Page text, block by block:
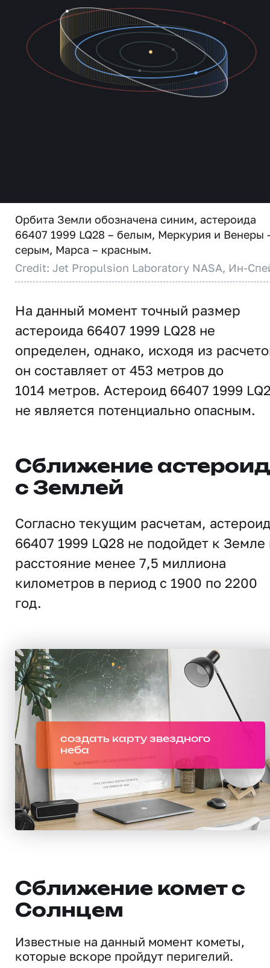
Орбита Земли обозначена синим, астероида
66407 1999 LQ28 – белым, Меркурия и Венеры
серым, Марса – красным.
Credit: Jet Propulsion Laboratory NASA, Ин-
На данный момент точный размер
астероида 66407 1999 LQ28 не
определен, однако, исходя из
он составляет от 453 метров до
1014 метров. Астероид 66407 1999
не является потенциально опасным.
Сближение
с Землей
Согласно текущим расчетам, астероид
66407 1999 LQ28 не подойдет к Земле
расстояние менее 7,5 миллиона
километров в период с 1900 по 2200
год.
создать карту звездного
неба
Сближение комет с
Солнцем
Известные на данный момент кометы,
которые вскоре пройдут перигелий.